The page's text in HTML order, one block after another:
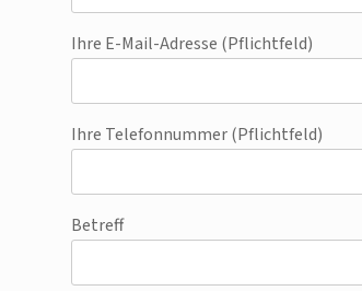
Ihre E-Mail-Adresse (Pflichtfeld)
Ihre Telefonnummer (Pflichtfeld)
Betreff